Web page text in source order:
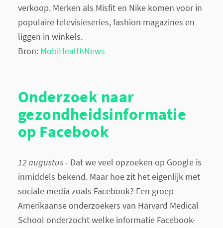
verkoop. Merken als Misfit en Nike komen voor in
populaire televisieseries, fashion magazines en
liggen in winkels.
Bron: MobiHealthNews
Onderzoek naar
gezondheidsinformatie
op Facebook
12 augustus- Dat we veel opzoeken op Google is
inmiddels bekend. Maar hoe zit het eigenlijk met
sociale media zoals Facebook? Een groep
Amerikaanse onderzoekers van Harvard Medical
School onderzocht welke informatie Facebook-